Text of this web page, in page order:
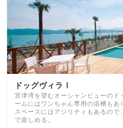
ドッグヴィラⅠ
宮津湾を望むオーシャンビューのド
ームにはワンちゃん専用の浴槽もあ
スペースにはアジリティもあるので
で楽しめる。